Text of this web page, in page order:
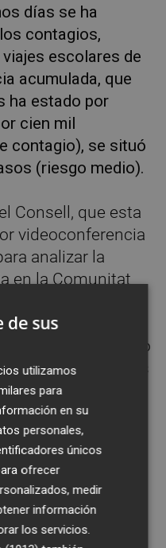
días se ha
contagios,
escolares de
acumulada, que
ha estado por
cien mil
contagio), se situó
(riesgo medio).
Consell, que esta
videoconferencia
analizar la
en la Comunitat
en
de
pandémica no
aquí, por lo que es
máxima
Mónica Oltra,
prensa posterior al
reunión de la
la situación
de sus
utilizamos
para
en su
personales,
únicos
ofrecer
medir
información
los servicios.